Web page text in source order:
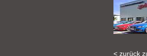
< zurück